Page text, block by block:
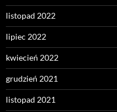
listopad 2022
lipiec 2022
kwiecień 2022
grudzień 2021
listopad 2021